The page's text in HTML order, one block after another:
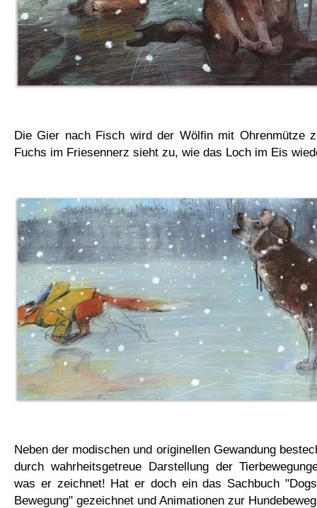
Die Gier nach Fisch wird der Wölfin mit Ohrenmütze
Fuchs im Friesennerz sieht zu, wie das Loch im Eis
Neben der modischen und originellen Gewandung
durch wahrheitsgetreue Darstellung der
was er zeichnet! Hat er doch ein das Sachbuch
Bewegung" gezeichnet und Animationen zur